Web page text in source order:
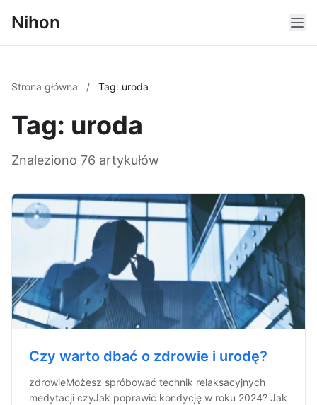
Nihon
Strona główna / Tag: uroda
Tag: uroda
Znaleziono 76 artykułów
Czy warto dbać o zdrowie i urodę?
zdrowieMożesz spróbować technik relaksacyjnych
medytacji czyJak poprawić kondycję w roku 2024? Jak